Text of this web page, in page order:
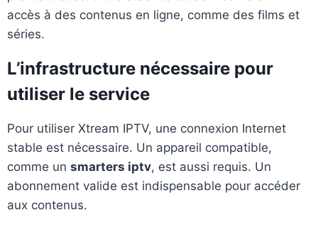
accès à des contenus en ligne, comme des films et
séries.
L’infrastructure nécessaire pour
utiliser le service
Pour utiliser Xtream IPTV, une connexion Internet
stable est nécessaire. Un appareil compatible,
comme un smarters iptv, est aussi requis. Un
abonnement valide est indispensable pour accéder
aux contenus.